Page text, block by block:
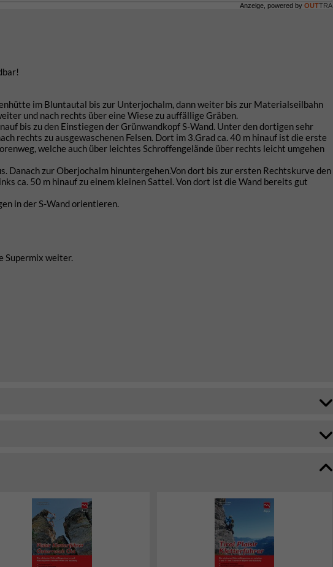
Anzeige, powered by OUTTRA
im Bluntautal bis zur Unterjochalm, dann weiter bis zur Materialseilbahn
und nach rechts über eine Wiese zu auffällige Gräben.
bis zu den Einstiegen der Grünwandkopf S-Wand. Unter den dortigen sehr
rechts zu ausgewaschenen Felsen. Dort im 3.Grad ca. 40 m hinauf ist die erste
welche auch über leichtes Schroffengelände über rechts leicht umgehen
Danach zur Oberjochalm hinuntergehen.Von dort bis zur ersten Rechtskurve den
ca. 50 m hinauf zu einem kleinen Sattel. Von dort ist die Wand bereits gut
in der S-Wand orientieren.
Supermix weiter.